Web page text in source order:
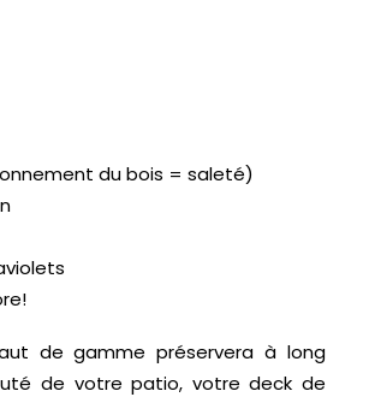
du bois = saleté)
de gamme préservera à long
de votre patio, votre deck de